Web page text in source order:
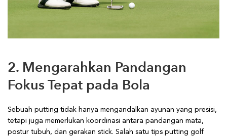
2. Mengarahkan Pandangan
Fokus Tepat pada Bola
Sebuah putting tidak hanya mengandalkan ayunan yang presisi,
tetapi juga memerlukan koordinasi antara pandangan mata,
postur tubuh, dan gerakan stick. Salah satu tips putting golf